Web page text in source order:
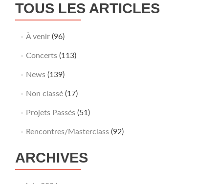
TOUS LES ARTICLES
À venir(96)
Concerts(113)
News(139)
Non classé(17)
Projets Passés(51)
Rencontres/Masterclass(92)
ARCHIVES